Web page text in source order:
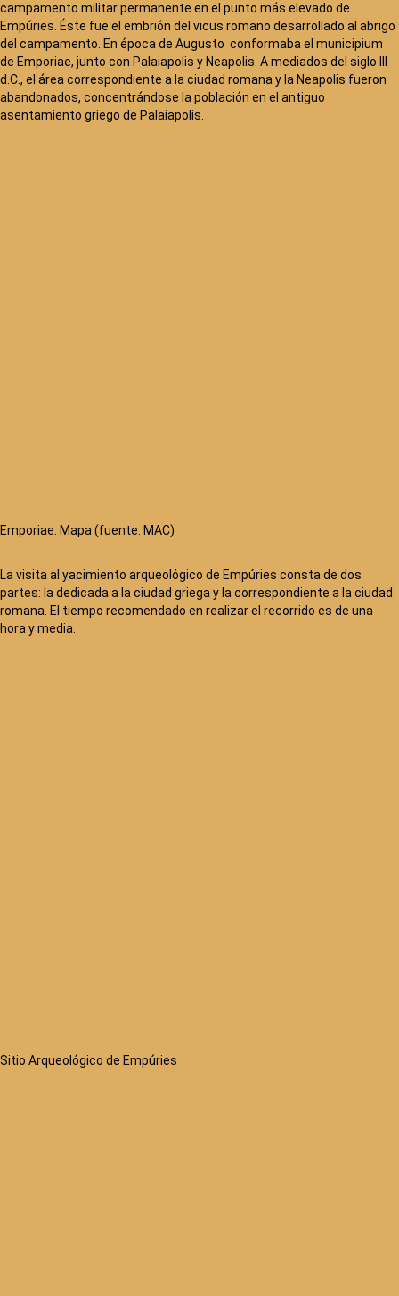
campamento militar permanente en el punto más elevado de
Empúries. Éste fue el embrión del vicus romano desarrollado al abrigo
del campamento. En época de Augusto conformaba el municipium
de Emporiae, junto con Palaiapolis y Neapolis. A mediados del siglo III
d.C., el área correspondiente a la ciudad romana y la Neapolis fueron
abandonados, concentrándose la población en el antiguo
asentamiento griego de Palaiapolis.
Emporiae. Mapa (fuente: MAC)
La visita al yacimiento arqueológico de Empúries consta de dos
partes: la dedicada a la ciudad griega y la correspondiente a la ciudad
romana. El tiempo recomendado en realizar el recorrido es de una
hora y media.
Sitio Arqueológico de Empúries